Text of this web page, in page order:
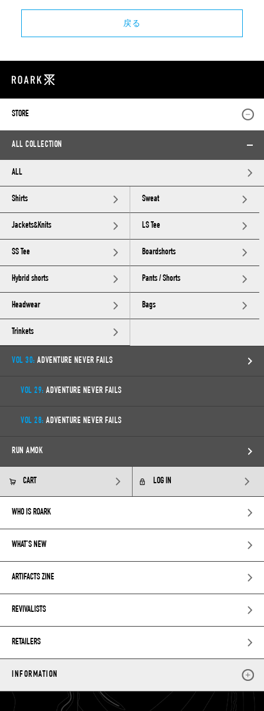
STORE
ALL COLLECTION
ALL
Shirts Sweat
Jackets&Knits LS Tee
SS Tee Boardshorts
Hybrid shorts Pants / Shorts
Headwear Bags
Trinkets
VOL 30: ADVENTURE NEVER FAILS
VOL 29: ADVENTURE NEVER FAILS
VOL 28: ADVENTURE NEVER FAILS
RUN AMOK
CART LOG IN
WHO IS ROARK
WHAT’S NEW
ARTIFACTS ZINE
REVIVALISTS
RETAILERS
INFORMATION